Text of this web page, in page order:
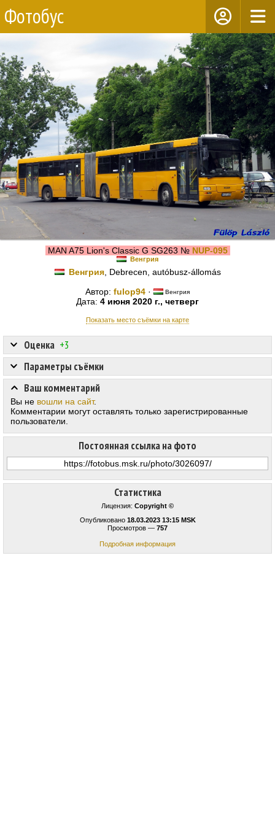
Фотобус
MAN A75 Lion's Classic G SG263 № NUP-095
Венгрия
Венгрия, Debrecen, autóbusz-állomás
Автор: fulop94 · Венгрия
Дата: 4 июня 2020 г., четверг
Показать место съёмки на карте
Статистика
Лицензия: Copyright ©
Опубликовано 18.03.2023 13:15 MSK
Просмотров — 757
Подробная информация
Оценка +3
Постоянная ссылка на фото
Параметры съёмки
Ваш комментарий
Вы не вошли на сайт.
Комментарии могут оставлять только зарегистрированные
пользователи.